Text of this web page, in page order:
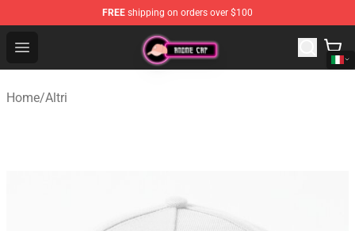
FREE shipping on orders over $100
Open menu
Anime Cap Shop - The Best Store of Anime Cap
Home/Altri